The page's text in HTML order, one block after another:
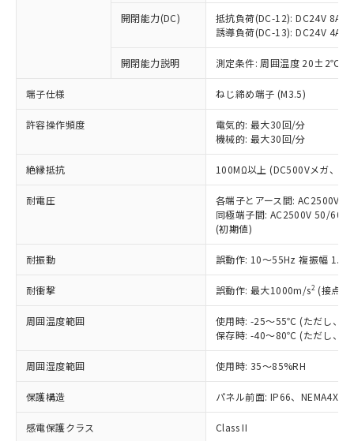
開閉能力(DC)
抵抗負荷(DC-12): DC24V 8A/
誘導負荷(DC-13): DC24V 4A/
開閉能力説明 測定条件: 周囲温度 20±2℃、
端子仕様 ねじ締め端子 (M3.5)
許容操作頻度
電気的: 最大30回/分
機械的: 最大30回/分
絶縁抵抗 100MΩ以上 (DC500Vメガ、点
耐電圧
各端子とアース間: AC2500V
同極端子間: AC2500V 50/
(初期値)
耐振動 誤動作: 10～55Hz 複振幅
耐衝撃 誤動作: 最大1000m/s2 (接点
周囲温度範囲
使用時: -25～55℃ (ただし、氷
保存時: -40～80℃ (ただし、氷
周囲湿度範囲 使用時: 35～85%RH
保護構造 パネル前面: IP66、NEMA4X,
感電保護クラス Class II
ことをご了承ください。
在庫状況および標準価格照会結果は、
記載している更新日時点での社内デー
タに基づき作成されるものであり、閲
覧された時点での実際の在庫および標
準価格とは異なる場合があることをご
正式な納期状況および標準価格はお客
様のお取引先、またはお客様担当のオ
ムロン制御機器販売店・当社販売員に
オムロン制御機器販売店や当社販売拠
販売ネットワーク
」をご確認
在庫状況および標準価格結果を当社の
事前の承諾なく第三者に漏洩または開
示しないようお願いします。
マイパーツ機能（部品リスト作成サー
ビス）をご利用いただくには、I-Web
メンバーズにご登録されている必要が
お客様が当ウェブサイト上で当社にご
登録された部品リストについて、当社
および当社の共同利用者が、当社の製
品・サービスに関するお客様との取
引・商談に必要な範囲で利用すること
いたものが、含有品と判明した場合などや
むを得ず変更することがあります。
*EU RoHS指令（10物質）：
鉛(Pb) 1000ppm以下、 水銀(Hg) 1000ppm以下、 カド
六価クロム(Cr(Ⅵ)) 1000ppm以下、ポリ臭化ビフェニル
類(PBB) 1000ppm以下、ポリ臭化ジフェニルエーテル類
(PBDE) 1000ppm以下、フタル酸ビス(2-エチルヘキシ
ル) (DEHP)(別名：DOP) 1000ppm以下、フタル酸ブチ
ルベンジル（BBP） 1000ppm以下、フタル酸ジブチル
（DBP） 1000ppm以下、フタル酸ジイソブチル
(DIBP) 1000ppm以下
但し、RoHS指令で産業用監視および制御機器に対する
フタル酸エステル類の４物質については閾値を超える意
図的な使用がないことを確認しています。
部品在庫の切り替え状況などにより、予定
月が前後することがあります。
※3 非含有証明書ダウンロード
下記の非含有証明書をダウンロードするこ
とができます。
基準値を超えていることを示します。
「－」：未確認です。当社販売部門へお問
ム) : 100ppm、
Cr(Ⅵ)(六価クロム) : 1000ppm、 PBBs(ポリ臭化ビフェ
ニル類) : 1000ppm、 PBDEs(ポリ臭化ジフェニルエーテ
ル類) : 1000ppm、
DBP(フタル酸ジブチル) : 1000ppm、 DIBP(フタル酸ジ
イソブチル) : 1000ppm、 BBP(フタル酸ブチルベンジ
ル) : 1000ppm、
DEHP(フタル酸ビス(2-エチルヘキシル)) : 1000ppm
「ｅ」：有害物質（10物質）のすべてが基
準値以下であることを示します。
「10」：通常の使用状況下において有害物
質が外部に漏えいし、環境に深刻な影響を
及ぼさない年数を意味します。
「－」：未確認です。当社販売部門へお問
い合わせください。
当社は、これら貴社製品のうち、外国
為替および外国貿易法に定める商品
（以下｢規制貨物等」という）を輸出
または国外への提供する場合は、日本
国政府の輸出許可(または役務取引許
可)を取得するなどの必要な手続きを
当社は規制貨物を破棄する場合は、完
全に破砕するなど、違法に輸出されな
いよう必要な手段を講じます。
当社は貴社製品を、核兵器、ミサイ
ル、化学兵器、生物兵器またはその他
武器並びにこれらの製造装置等に一切
当社は、貴社製品を第三者に販売する
場合は、上記1、2および3の内容を当
該第三者に通知します。また当社は、
販売先および販売に係わる関係者が違
法に輸出するおそれがある場合は、取
り引きをいたしません。
キャンセル
説明
○ 一定数以上の在庫あり
一定数には満たないが在庫あり
在庫なし(最新の在庫状況につ
いては、お客様のお取引先、ま
たはお客様担当のオムロン制御
機器販売店・当社販売員にご確
白
受注生産機種、また在庫状況の
情報を公開していない機種